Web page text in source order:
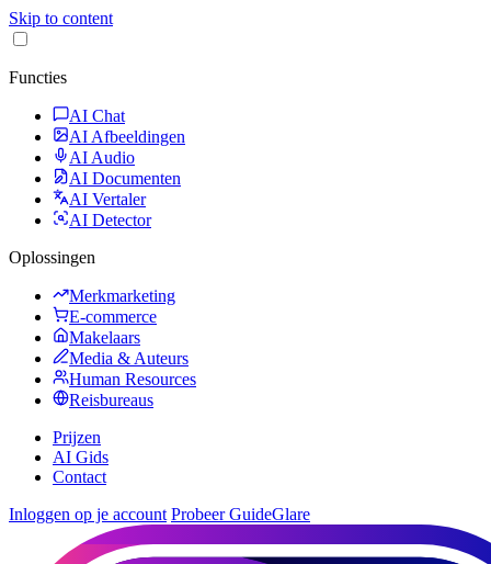
Skip to content
Functies
AI Chat
AI Afbeeldingen
AI Audio
AI Documenten
AI Vertaler
AI Detector
Oplossingen
Merkmarketing
E-commerce
Makelaars
Media & Auteurs
Human Resources
Reisbureaus
Prijzen
AI Gids
Contact
Inloggen op je account Probeer GuideGlare